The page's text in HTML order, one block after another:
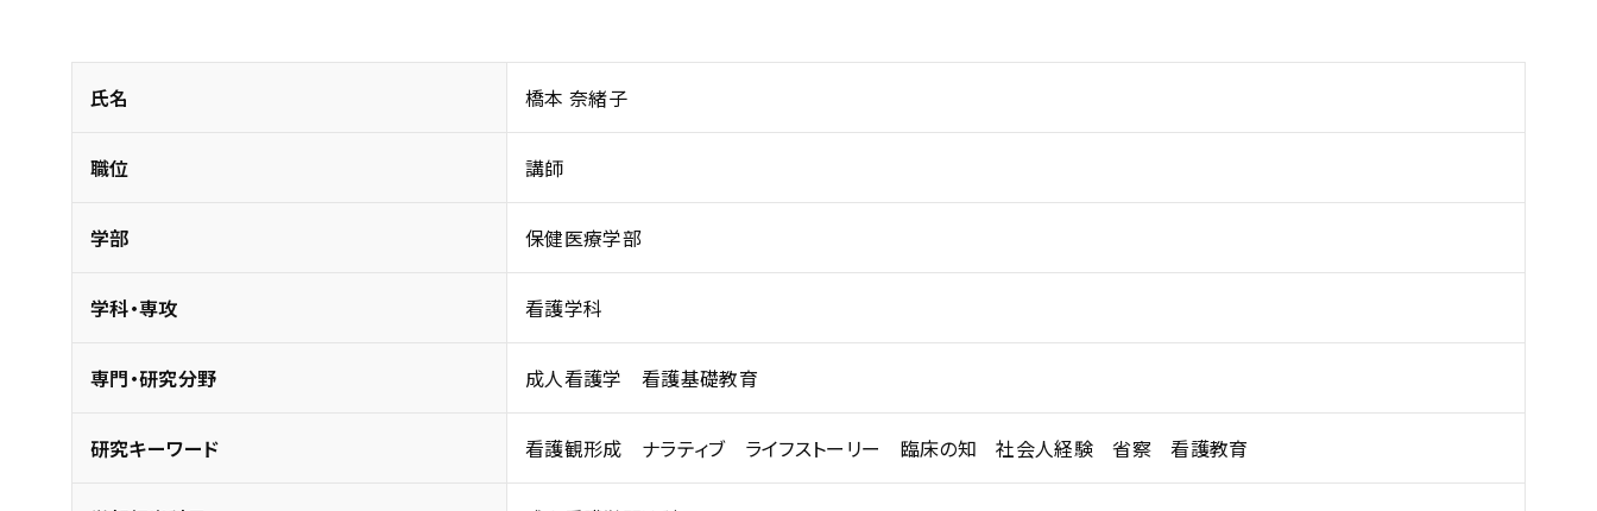
氏名 橋本 奈緒子
職位 講師
学部 保健医療学部
学科・専攻 看護学科
専門・研究分野 成人看護学 看護基礎教育
研究キーワード 看護観形成 ナラティブ ライフストーリー 臨床の知 社会人経験 省察 看護教育